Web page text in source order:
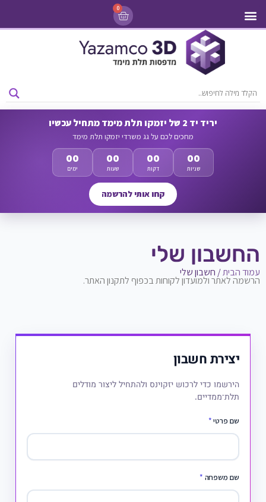
0
יריד יד 2 של יזמקו תלת מימד מתחיל עכשיו
מחכים לכם על גג משרדי יזמקו תלת מימד
00
ימים
00
שעות
00
דקות
00
שניות
קחו אותי להרשמה
החשבון שלי
עמוד הבית/ חשבון שלי
הרשמה לאתר ולמועדון לקוחות בכפוף לתקנון האתר.
יצירת חשבון
הירשמו כדי לרכוש יזקוינס ולהתחיל ליצור מודלים
תלת־ממדיים.
שם פרטי*
שם משפחה *